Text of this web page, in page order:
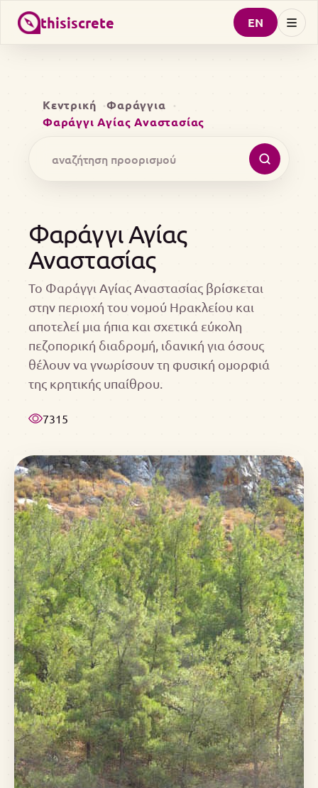
thisiscrete EN
Κεντρική
Φαράγγια
Φαράγγι Αγίας Αναστασίας
Φαράγγι Αγίας
Αναστασίας
Το Φαράγγι Αγίας Αναστασίας βρίσκεται
στην περιοχή του νομού Ηρακλείου και
αποτελεί μια ήπια και σχετικά εύκολη
πεζοπορική διαδρομή, ιδανική για όσους
θέλουν να γνωρίσουν τη φυσική ομορφιά
της κρητικής υπαίθρου.
7315